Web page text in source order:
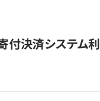
付決済システ